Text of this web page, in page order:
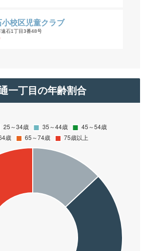
小校区児童クラブ
遠石1丁目3番48号
一丁目の年齢割合